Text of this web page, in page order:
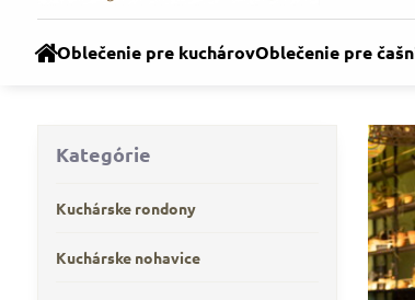
Oblečenie pre kuchárovOblečenie pre
Kategórie
Kuchárske rondony
Kuchárske nohavice